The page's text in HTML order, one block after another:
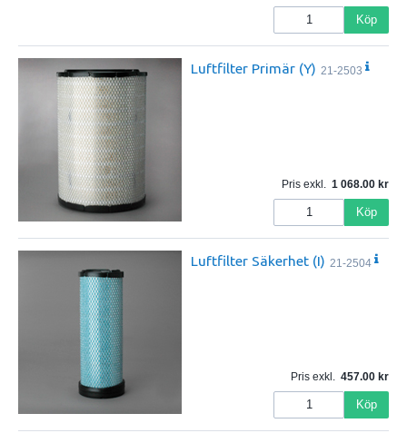
Köp
Luftfilter Primär (Y) 21-2503
Pris exkl. 1 068.00
Köp
Luftfilter Säkerhet (I) 21-2504
Pris exkl. 457.00
Köp